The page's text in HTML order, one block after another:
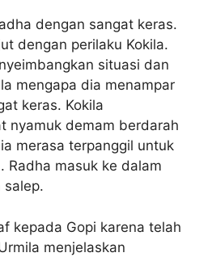
dengan sangat keras.
dengan perilaku Kokila.
situasi dan
mengapa dia menampar
keras. Kokila
nyamuk demam berdarah
merasa terpanggil untuk
Radha masuk ke dalam
salep.
kepada Gopi karena telah
menjelaskan